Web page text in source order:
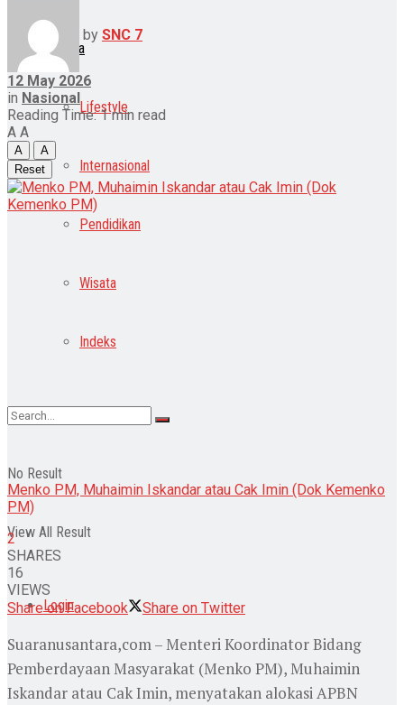
Lainnya
Lifestyle
Internasional
Pendidikan
Wisata
Indeks
No Result
View All Result
Login
by SNC 7
12 May 2026
in Nasional
Reading Time: 1 min read
A A
A
A
Reset
Menko PM, Muhaimin Iskandar atau Cak Imin (Dok Kemenko
PM)
2
SHARES
16
VIEWS
Share on Facebook
Share on Twitter
Suaranusantara,com – Menteri Koordinator Bidang
Pemberdayaan Masyarakat (Menko PM), Muhaimin
Iskandar atau Cak Imin, menyatakan alokasi APBN